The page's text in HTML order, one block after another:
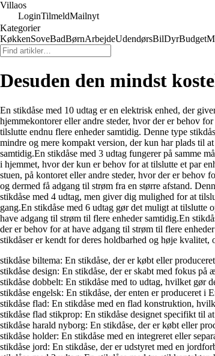
Villaos
LoginTilmeldMailnyt
Kategorier
KøkkenSoveBadBørnArbejdeUdendørsBilDyrBudget
Desuden den mindst
En stikdåse med 10 udtag er en elektrisk enhed, der
hjemmekontorer eller andre steder, hvor der er behov
tilslutte endnu flere enheder samtidig. Denne type
mindre og mere kompakt version, der kun har plads til
samtidig.En stikdåse med 3 udtag fungerer på samme
i hjemmet, hvor der kun er behov for at tilslutte et par
stuen, på kontoret eller andre steder, hvor der er
og dermed få adgang til strøm fra en større afstand.
stikdåse med 4 udtag, men giver dig mulighed for at
gang.En stikdåse med 6 udtag gør det muligt at tilslutte
have adgang til strøm til flere enheder samtidig.En
der er behov for at have adgang til strøm til flere
stikdåser er kendt for deres holdbarhed og høje
stikdåse biltema: En stikdåse, der er købt eller
stikdåse design: En stikdåse, der er skabt med fokus
stikdåse dobbelt: En stikdåse med to udtag, hvilket gør
stikdåse engelsk: En stikdåse, der enten er produceret i
stikdåse flad: En stikdåse med en flad konstruktion,
stikdåse flad stikprop: En stikdåse designet specifikt til
stikdåse harald nyborg: En stikdåse, der er købt eller
stikdåse holder: En stikdåse med en integreret eller
stikdåse jord: En stikdåse, der er udstyret med en